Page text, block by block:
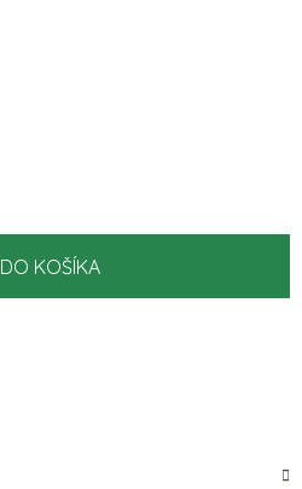
DO KOŠÍKA